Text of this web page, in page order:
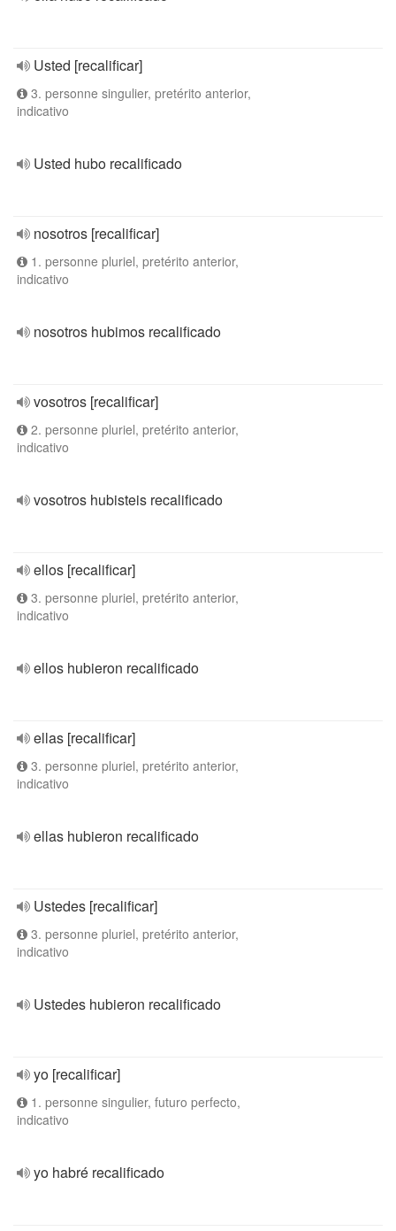
Usted [recalificar]
3. personne singulier, pretérito anterior,
indicativo
Usted hubo recalificado
nosotros [recalificar]
1. personne pluriel, pretérito anterior,
indicativo
nosotros hubimos recalificado
vosotros [recalificar]
2. personne pluriel, pretérito anterior,
indicativo
vosotros hubisteis recalificado
ellos [recalificar]
3. personne pluriel, pretérito anterior,
indicativo
ellos hubieron recalificado
ellas [recalificar]
3. personne pluriel, pretérito anterior,
indicativo
ellas hubieron recalificado
Ustedes [recalificar]
3. personne pluriel, pretérito anterior,
indicativo
Ustedes hubieron recalificado
yo [recalificar]
1. personne singulier, futuro perfecto,
indicativo
yo habré recalificado